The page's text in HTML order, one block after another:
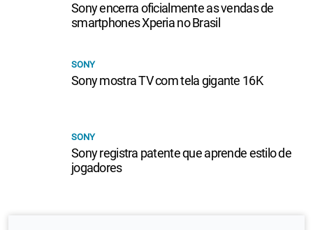
Sony encerra oficialmente as vendas de
smartphones Xperia no Brasil
SONY
Sony mostra TV com tela gigante 16K
SONY
Sony registra patente que aprende estilo de
jogadores